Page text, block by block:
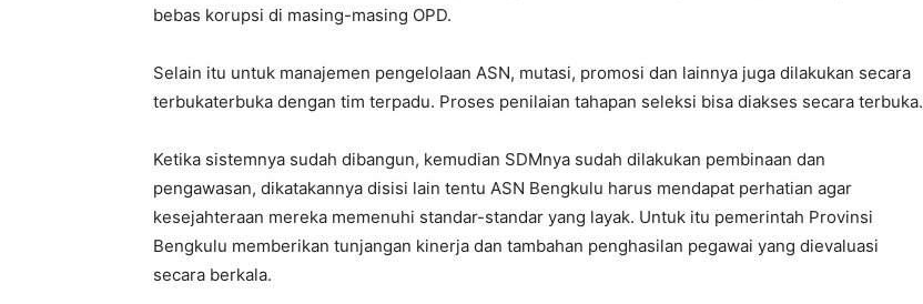
bebas korupsi di masing-masing OPD.
Selain itu untuk manajemen pengelolaan ASN, mutasi, promosi dan lainnya juga dilakukan secara
terbukaterbuka dengan tim terpadu. Proses penilaian tahapan seleksi bisa diakses secara terbuka.
Ketika sistemnya sudah dibangun, kemudian SDMnya sudah dilakukan pembinaan dan
pengawasan, dikatakannya disisi lain tentu ASN Bengkulu harus mendapat perhatian agar
kesejahteraan mereka memenuhi standar-standar yang layak. Untuk itu pemerintah Provinsi
Bengkulu memberikan tunjangan kinerja dan tambahan penghasilan pegawai yang dievaluasi
secara berkala.